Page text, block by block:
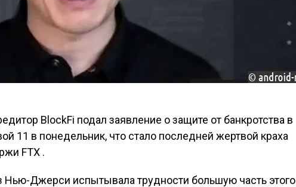
BlockFi подал заявление о защите от банкротства в
11 в понедельник, что стало последней жертвой краха
FTX .
Нью-Джерси испытывала трудности большую часть этого